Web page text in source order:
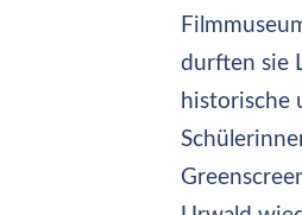
durften sie
historische